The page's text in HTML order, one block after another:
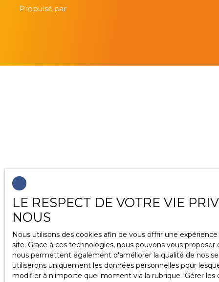
Propulsé par
LE RESPECT DE VOTRE VIE
NOUS
Nous utilisons des cookies afin de vous offrir une
site. Grace à ces technologies, nous pouvons vous
nous permettent également d'améliorer la qualité de nos
utiliserons uniquement les données personnelles pour
modifier à n'importe quel moment via la rubrique ″Gérer